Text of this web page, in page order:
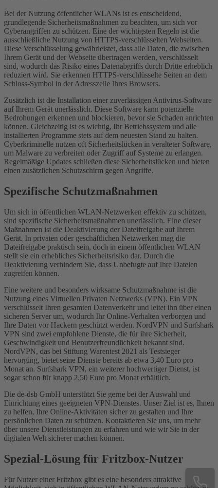
Bei der Nutzung öffentlicher WLANs ist es entscheidend,
grundlegende Sicherheitsmaßnahmen zu beachten, um sich vor
Cyberangriffen zu schützen. Eine der wichtigsten Regeln ist die
ausschließliche Nutzung von HTTPS-verschlüsselten Webseiten.
Diese Verschlüsselung gewährleistet, dass alle Daten, die zwischen
Ihrem Gerät und der Webseite übertragen werden, verschlüsselt
sind, wodurch das Risiko eines Datenabgriffs durch Dritte erheblich
reduziert wird. Sie erkennen HTTPS-verschlüsselte Seiten an dem
Schloss-Symbol in der Adresszeile Ihres Browsers.
Zusätzlich ist die Installation einer zuverlässigen Antivirus-Software
auf Ihrem Gerät unerlässlich. Diese Software kann potenzielle
Bedrohungen erkennen und blockieren, bevor sie Schaden anrichten
können. Gleichzeitig ist es wichtig, Ihr Betriebssystem und alle
installierten Programme stets auf dem neuesten Stand zu halten.
Cyberkriminelle nutzen oft Sicherheitslücken in veralteter Software,
um Malware zu verbreiten oder Zugriff auf Systeme zu erlangen.
Regelmäßige Updates schließen diese Sicherheitslücken und bieten
einen zusätzlichen Schutzschirm gegen Angriffe.
Spezifische Schutzmaßnahmen
Um sich in öffentlichen WLAN-Netzwerken effektiv zu schützen,
sind spezifische Sicherheitsmaßnahmen unerlässlich. Eine dieser
Maßnahmen ist die Deaktivierung der Dateifreigabe auf Ihrem
Gerät. In privaten oder geschäftlichen Netzwerken mag die
Dateifreigabe praktisch sein, doch in einem öffentlichen WLAN
stellt sie ein erhebliches Sicherheitsrisiko dar. Durch die
Deaktivierung verhindern Sie, dass Unbefugte auf Ihre Dateien
zugreifen können.
Eine weitere und besonders wirksame Schutzmaßnahme ist die
Nutzung eines Virtuellen Privaten Netzwerks (VPN). Ein VPN
verschlüsselt Ihren gesamten Datenverkehr und leitet ihn über einen
sicheren Server um, wodurch Ihr Online-Verhalten verborgen und
Ihre Daten vor Hackern geschützt werden. NordVPN und Surfshark
VPN sind zwei empfohlene Dienste, die für ihre Sicherheit,
Geschwindigkeit und Benutzerfreundlichkeit bekannt sind.
NordVPN, das bei Stiftung Warentest 2021 als Testsieger
hervorging, bietet seine Dienste bereits ab etwa 3,40 Euro pro
Monat an. Surfshark VPN, ein weiterer hochwertiger Dienst, ist
sogar schon für knapp 2,50 Euro pro Monat erhältlich.
Die de-dsb GmbH unterstützt Sie gerne bei der Auswahl und
Einrichtung eines geeigneten VPN-Dienstes. Unser Ziel ist es, Ihnen
zu helfen, Ihre Online-Aktivitäten sicher zu gestalten und Ihre
persönlichen Daten zu schützen. Kontaktieren Sie uns, um mehr
über unsere Dienstleistungen zu erfahren und wie wir Sie in der
digitalen Welt sicherer machen können.
Spezial-Lösung für Fritzbox-Nutzer
Für Nutzer einer Fritzbox gibt es eine besonders attraktive